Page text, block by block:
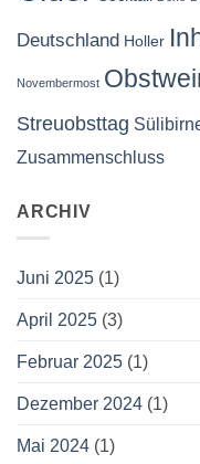
Deutschland Holler
Novembermost
Streuobsttag
Zusammenschluss
ARCHIV
Juni 2025 (1)
April 2025 (3)
Februar 2025 (1)
Dezember 2024 (1)
Mai 2024 (1)